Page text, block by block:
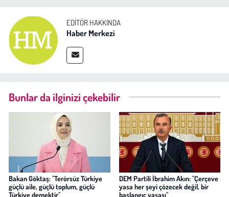
EDITÖR HAKKINDA
Haber Merkezi
Bunlar da ilginizi çekebilir
Bakan Göktaş: "Terörsüz Türkiye
güçlü aile, güçlü toplum, güçlü
Türkiye demektir"
DEM Partili İbrahim Akın: "Çerçeve
yasa her şeyi çözecek değil, bir
başlangıç yasası"